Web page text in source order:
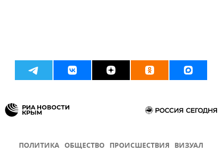
ПОЛИТИКА ОБЩЕСТВО ПРОИСШЕСТВИЯ ВИЗУАЛ